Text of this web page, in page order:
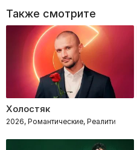
Также смотрите
Холостяк
2026, Романтические, Реалити